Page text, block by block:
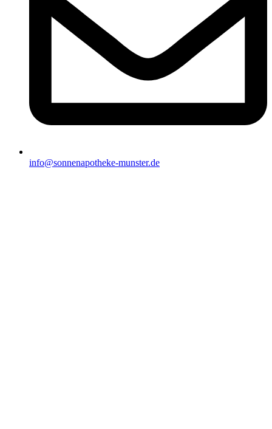
info@sonnenapotheke-munster.de